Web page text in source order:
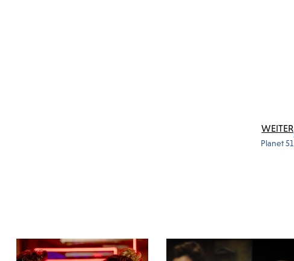
WEITER
Planet 51